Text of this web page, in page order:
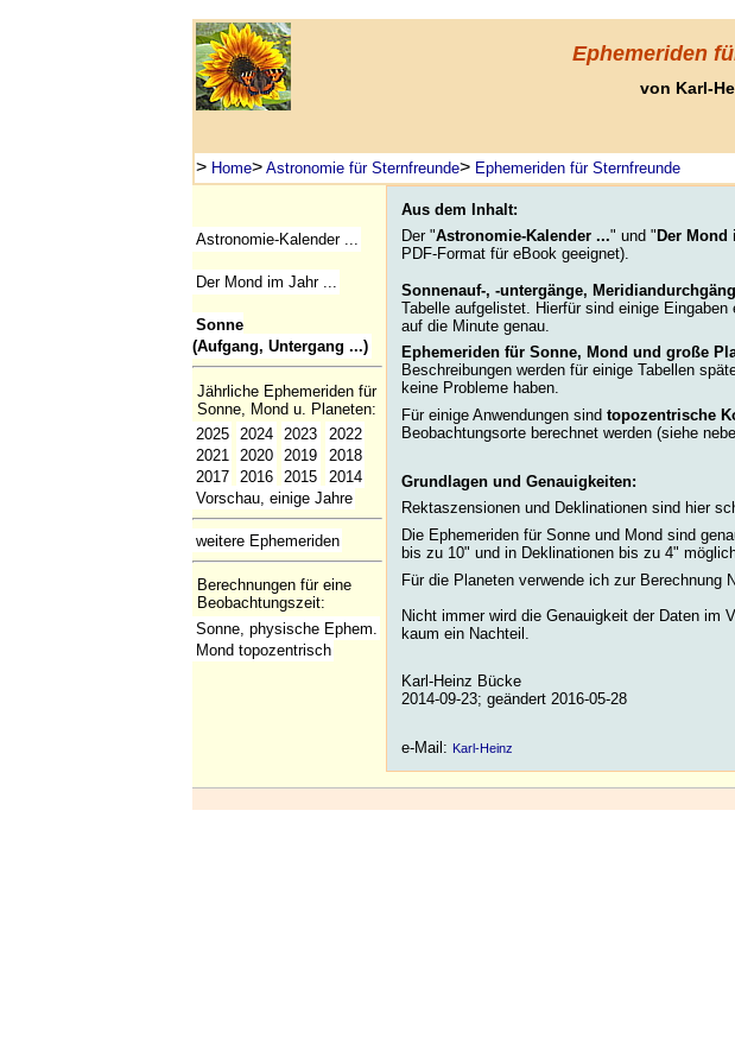
Ephemeriden
von Karl-
> Home> Astronomie für Sternfreunde> Ephemeriden für Sternfreunde
Astronomie-Kalender ...
Der Mond im Jahr ...
Sonne
(Aufgang, Untergang ...)
Jährliche Ephemeriden für
Sonne, Mond u. Planeten:
2025
2024 2023
2022
2021
2020 2019
2018
2017
2016 2015
2014
Vorschau, einige Jahre
weitere Ephemeriden
Berechnungen für eine
Beobachtungszeit:
Sonne, physische Ephem.
Mond topozentrisch
Aus dem Inhalt:
Der "Astronomie-Kalender ..." und " Der
PDF-Format für eBook geeignet).
Sonnenauf-, -untergänge,
Tabelle aufgelistet. Hierfür sind einige
auf die Minute genau.
Ephemeriden für Sonne, Mond und große
Beschreibungen werden für einige Tabellen
keine Probleme haben.
Für einige Anwendungen sindtopozentrische
Beobachtungsorte berechnet werden (siehe
Grundlagen und Genauigkeiten:
Rektaszensionen und Deklinationen sind hier
Die Ephemeriden für Sonne und Mond sind
bis zu 10" und in Deklinationen bis zu 4"
Für die Planeten verwende ich zur Berechnung
Nicht immer wird die Genauigkeit der Daten im
kaum ein Nachteil.
Karl-Heinz Bücke
2014-09-23; geändert 2016-05-28
e-Mail: Karl-Heinz